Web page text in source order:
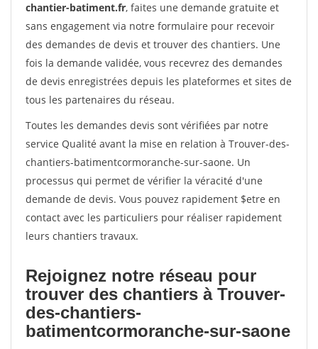
chantier-batiment.fr, faites une demande gratuite et
sans engagement via notre formulaire pour recevoir
des demandes de devis et trouver des chantiers. Une
fois la demande validée, vous recevrez des demandes
de devis enregistrées depuis les plateformes et sites de
tous les partenaires du réseau.
Toutes les demandes devis sont vérifiées par notre
service Qualité avant la mise en relation à Trouver-des-
chantiers-batimentcormoranche-sur-saone. Un
processus qui permet de vérifier la véracité d'une
demande de devis. Vous pouvez rapidement $etre en
contact avec les particuliers pour réaliser rapidement
leurs chantiers travaux.
Rejoignez notre réseau pour
trouver des chantiers à Trouver-
des-chantiers-
batimentcormoranche-sur-saone